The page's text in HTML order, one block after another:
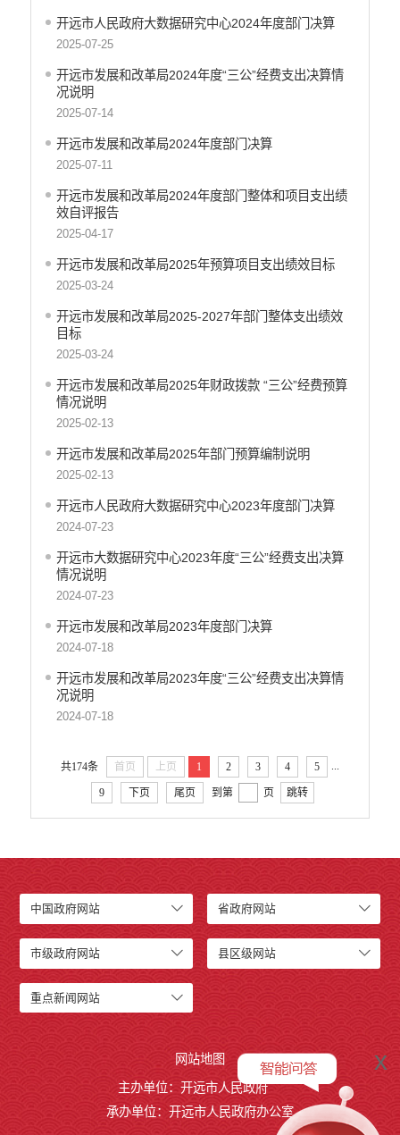
开远市住房和城乡建设局
开远市交通运输局
开远市农业农村局
开远市林业和草原局
开远市水务局
开远市文化和旅游局
开远市卫生健康局
开远市应急管理局
开远市人民政府国有资产监督管理局
开远市统计局
开远市信访局
开远市供销合作社联合社
开远市地震局
开远市检验检测所
开远市投资促进局
云南开远产业园区管理委员会
开远市妇女联合会
中国共产主义青年团开远市委员会
开远市科学技术协会
开远市文学艺术工作者联合会
开远市归国华侨联合会
开远市残疾人联合会
云南省开远市工商业联合会
开远市红十字会
开远市乐白道街道办事处
开远市灵泉街道办事处
开远市中和营镇人民政府
开远市羊街乡人民政府
中国民主同盟开远市委员会
中国农工民主党开远市委员会
中国民主建国会云南省开远市总支部委员会
开远市医疗保障局
开远市融媒体中心
行政事业性收费
公务员管理
开远市人民政府大数据研究中心2024年度部门决算
2025-07-25
开远市发展和改革局2024年度“三公”经费支出决算情
况说明
2025-07-14
开远市发展和改革局2024年度部门决算
2025-07-11
开远市发展和改革局2024年度部门整体和项目支出绩
效自评报告
2025-04-17
开远市发展和改革局2025年预算项目支出绩效目标
2025-03-24
开远市发展和改革局2025-2027年部门整体支出绩效
目标
2025-03-24
开远市发展和改革局2025年财政拨款 “三公”经费预算
情况说明
2025-02-13
开远市发展和改革局2025年部门预算编制说明
2025-02-13
开远市人民政府大数据研究中心2023年度部门决算
2024-07-23
开远市大数据研究中心2023年度“三公”经费支出决算
情况说明
2024-07-23
开远市发展和改革局2023年度部门决算
2024-07-18
开远市发展和改革局2023年度“三公”经费支出决算情
况说明
2024-07-18
共174条 首页 上页 1 2 3 4 5 ...
9 下页 尾页 到第 页 跳转
中国政府网站 省政府网站
市级政府网站 县区级网站
重点新闻网站
网站地图
主办单位：开远市人民政府
承办单位：开远市人民政府办公室
x